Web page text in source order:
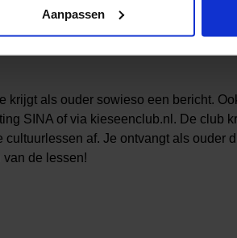
Aanpassen
krijgt als ouder sowieso een bericht.
SINA of via kieseenclub.nl. De club
af. Je ontvangt als ouder
de lessen!